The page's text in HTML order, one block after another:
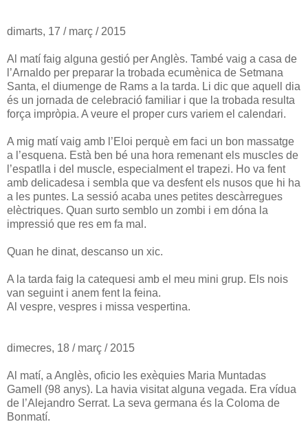
dimarts, 17 / març / 2015
Al matí faig alguna gestió per Anglès. També vaig a casa de
l’Arnaldo per preparar la trobada ecumènica de Setmana
Santa, el diumenge de Rams a la tarda. Li dic que aquell dia
és un jornada de celebració familiar i que la trobada resulta
força impròpia. A veure el proper curs variem el calendari.
A mig matí vaig amb l’Eloi perquè em faci un bon massatge
a l’esquena. Està ben bé una hora remenant els muscles de
l’espatlla i del muscle, especialment el trapezi. Ho va fent
amb delicadesa i sembla que va desfent els nusos que hi ha
a les puntes. La sessió acaba unes petites descàrregues
elèctriques. Quan surto semblo un zombi i em dóna la
impressió que res em fa mal.
Quan he dinat, descanso un xic.
A la tarda faig la catequesi amb el meu mini grup. Els nois
van seguint i anem fent la feina.
Al vespre, vespres i missa vespertina.
dimecres, 18 / març / 2015
Al matí, a Anglès, oficio les exèquies Maria Muntadas
Gamell (98 anys). La havia visitat alguna vegada. Era vídua
de l’Alejandro Serrat. La seva germana és la Coloma de
Bonmatí.